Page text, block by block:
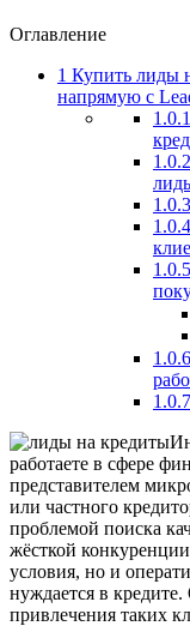
Оглавление
1 Купить лиды
напрямую с
1.0.1
1.0.2
1.0.3
1.0.4
1.0.5
1.0.6
1.0.7
работаете в сфере
представителем
или частного
проблемой поиска
жёсткой
условия, но и
нуждается в
привлечения таких